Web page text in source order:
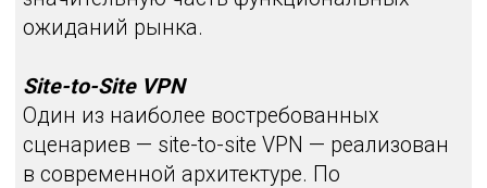
корректное переключение без полного
обрыва сетевых процессов.
Это не классический VRRP-подход
маршрутизаторов, а специализированная
реализация под NGFW.
Что планируется в 2026 году
В дорожной карте развития: